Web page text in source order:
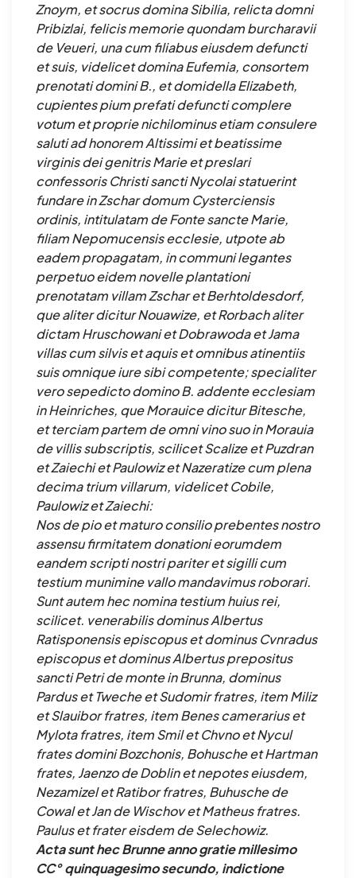
Znoym, et socrus domina Sibilia, relicta domni
Pribizlai, felicis memorie quondam burcharavii
de Veueri, una cum filiabus eiusdem defuncti
et suis, videlicet domina Eufemia, consortem
prenotati domini B., et domidella Elizabeth,
cupientes pium prefati defuncti complere
votum et proprie nichilominus etiam consulere
saluti ad honorem Altissimi et beatissime
virginis dei genitris Marie et preslari
confessoris Christi sancti Nycolai statuerint
fundare in Zschar domum Cysterciensis
ordinis, intitulatam de Fonte sancte Marie,
filiam Nepomucensis ecclesie, utpote ab
eadem propagatam, in communi legantes
perpetuo eidem novelle plantationi
prenotatam villam Zschar et Berhtoldesdorf,
que aliter dicitur Nouawize, et Rorbach aliter
dictam Hruschowani et Dobrawoda et Jama
villas cum silvis et aquis et omnibus atinentiis
suis omnique iure sibi competente; specialiter
vero sepedicto domino B. addente ecclesiam
in Heinriches, que Morauice dicitur Bitesche,
et terciam partem de omni vino suo in Morauia
de villis subscriptis, scilicet Scalize et Puzdran
et Zaiechi et Paulowiz et Nazeratize cum plena
decima trium villarum, videlicet Cobile,
Paulowiz et Zaiechi:
Nos de pio et maturo consilio prebentes nostro
assensu firmitatem donationi eorumdem
eandem scripti nostri pariter et sigilli cum
testium munimine vallo mandavimus roborari.
Sunt autem hec nomina testium huius rei,
scilicet. venerabilis dominus Albertus
Ratisponensis episcopus et dominus Cvnradus
episcopus et dominus Albertus prepositus
sancti Petri de monte in Brunna, dominus
Pardus et Tweche et Sudomir fratres, item Miliz
et Slauibor fratres, item Benes camerarius et
Mylota fratres, item Smil et Chvno et Nycul
frates domini Bozchonis, Bohusche et Hartman
frates, Jaenzo de Doblin et nepotes eiusdem,
Nezamizel et Ratibor fratres, Buhusche de
Cowal et Jan de Wischov et Matheus fratres.
Paulus et frater eisdem de Selechowiz.
Acta sunt hec Brunne anno gratie millesimo
CC° quinquagesimo secundo, indictione